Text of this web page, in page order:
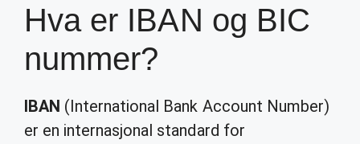
Hva er IBAN og BIC
nummer?
IBAN (International Bank Account Number)
er en internasjonal standard for